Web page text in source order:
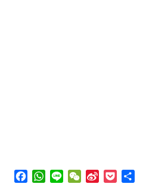
Facebook
WhatsApp
Line WeChat
Sina
Pocket